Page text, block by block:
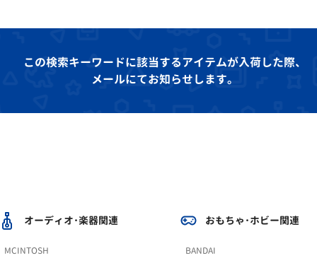
この検索キーワードに該当するアイテムが入荷した際、
メールにてお知らせします。
オーディオ･楽器関連
MCINTOSH
おもちゃ･ホビー関連
BANDAI